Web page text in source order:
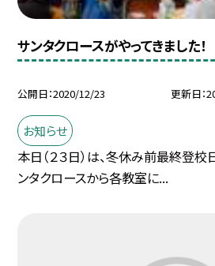
サンタクロースがやってきました！
公開日 2020/12/23 更新日
お知らせ
本日（２３日）は、冬休み前最終登校
ンタクロースから各教室に...